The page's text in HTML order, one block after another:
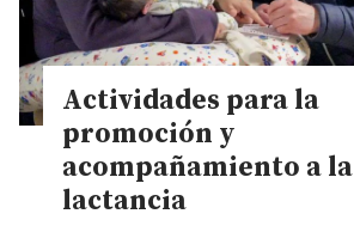
Actividades para la
promoción y
acompañamiento a la
lactancia